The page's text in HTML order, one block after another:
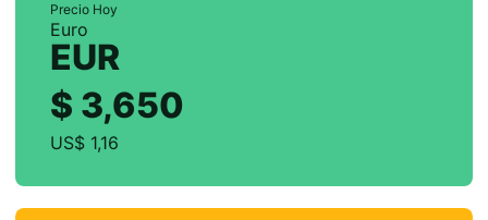
Precio Hoy
Euro
EUR
$ 3,650
US$ 1,16